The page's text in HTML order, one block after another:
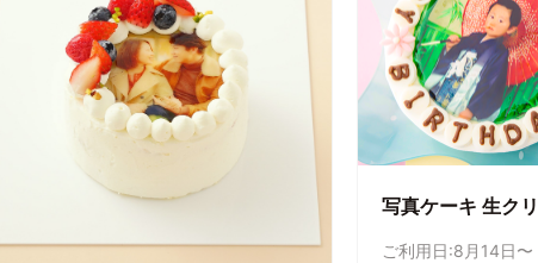
写真ケーキ 生ク
ご利用日:8月14日〜